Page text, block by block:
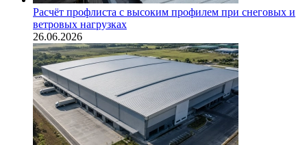
Расчёт профлиста с высоким профилем при снеговых и
ветровых нагрузках
26.06.2026